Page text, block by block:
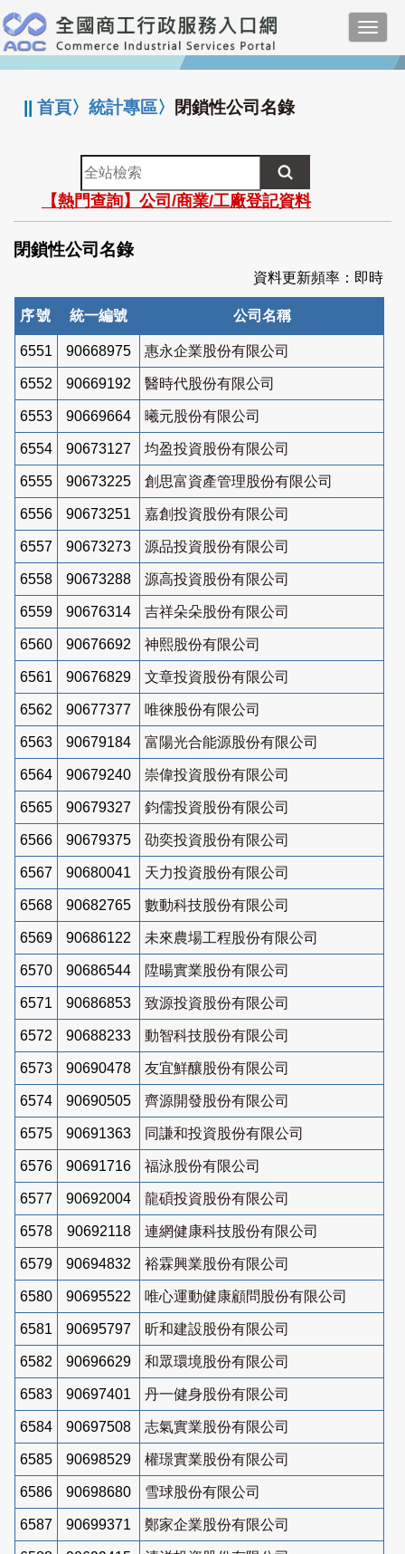
跳
到
主
要
:::
||首頁〉統計專區〉 閉鎖性公司名錄
全
站
檢
索
【熱門查詢】公司/商業/工廠登記資料
閉鎖性公司名錄
資料更新頻率：即時
序號 統一編號 公司名稱
6551 90668975 惠永企業股份有限公司
6552 90669192 醫時代股份有限公司
6553 90669664 曦元股份有限公司
6554 90673127 均盈投資股份有限公司
6555 90673225 創思富資產管理股份有限公司
6556 90673251 嘉創投資股份有限公司
6557 90673273 源品投資股份有限公司
6558 90673288 源高投資股份有限公司
6559 90676314 吉祥朵朵股份有限公司
6560 90676692 神熙股份有限公司
6561 90676829 文章投資股份有限公司
6562 90677377 唯徠股份有限公司
6563 90679184 富陽光合能源股份有限公司
6564 90679240 崇偉投資股份有限公司
6565 90679327 鈞儒投資股份有限公司
6566 90679375 劭奕投資股份有限公司
6567 90680041 天力投資股份有限公司
6568 90682765 數動科技股份有限公司
6569 90686122 未來農場工程股份有限公司
6570 90686544 陞暘實業股份有限公司
6571 90686853 致源投資股份有限公司
6572 90688233 動智科技股份有限公司
6573 90690478 友宜鮮釀股份有限公司
6574 90690505 齊源開發股份有限公司
6575 90691363 同謙和投資股份有限公司
6576 90691716 福泳股份有限公司
6577 90692004 龍碩投資股份有限公司
6578 90692118 連網健康科技股份有限公司
6579 90694832 裕霖興業股份有限公司
6580 90695522 唯心運動健康顧問股份有限公司
6581 90695797 昕和建設股份有限公司
6582 90696629 和眾環境股份有限公司
6583 90697401 丹一健身股份有限公司
6584 90697508 志氣實業股份有限公司
6585 90698529 權璟實業股份有限公司
6586 90698680 雪球股份有限公司
6587 90699371 鄭家企業股份有限公司